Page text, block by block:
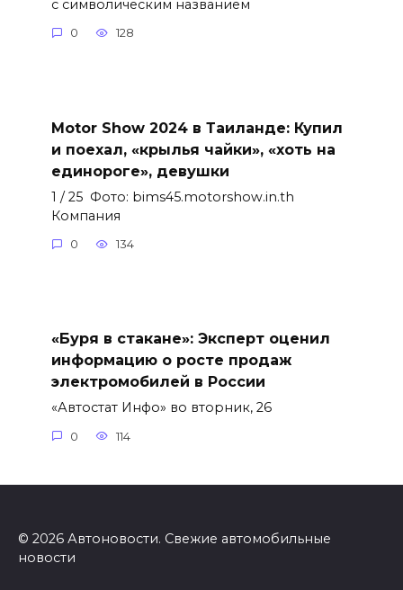
с символическим названием
0 128
Motor Show 2024 в Таиланде: Купил
и поехал, «крылья чайки», «хоть на
единороге», девушки
1 / 25 Фото: bims45.motorshow.in.th
Компания
0 134
«Буря в стакане»: Эксперт оценил
информацию о росте продаж
электромобилей в России
«Автостат Инфо» во вторник, 26
0 114
© 2026 Автоновости. Свежие автомобильные
новости